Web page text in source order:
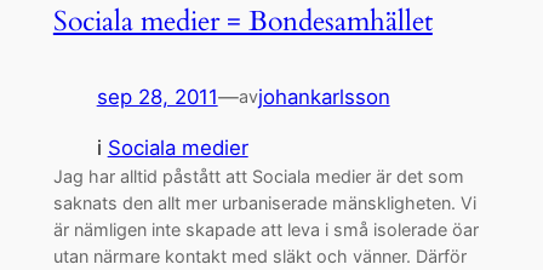
Sociala medier = Bondesamhället
sep 28, 2011—avjohankarlsson
i Sociala medier
Jag har alltid påstått att Sociala medier är det som
saknats den allt mer urbaniserade mänskligheten. Vi
är nämligen inte skapade att leva i små isolerade öar
utan närmare kontakt med släkt och vänner. Därför